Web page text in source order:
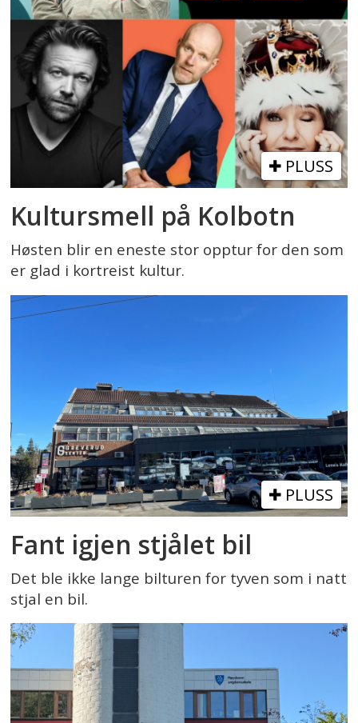
PLUSS
Kultursmell på Kolbotn
Høsten blir en eneste stor opptur for den som
er glad i kortreist kultur.
PLUSS
Fant igjen stjålet bil
Det ble ikke lange bilturen for tyven som i natt
stjal en bil.